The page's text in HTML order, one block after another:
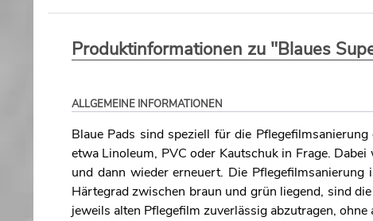
Produktinformationen zu "Blaues
ALLGEMEINE INFORMATIONEN
Blaue Pads sind speziell für die
etwa Linoleum, PVC oder Kautschuk in Frage.
und dann wieder erneuert. Die
Härtegrad zwischen braun und grün liegend, sind
jeweils alten Pflegefilm zuverlässig abzutragen,